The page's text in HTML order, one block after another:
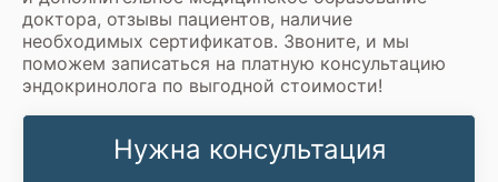
доктора, отзывы пациентов, наличие
необходимых сертификатов. Звоните, и мы
поможем записаться на платную консультацию
эндокринолога по выгодной стоимости!
Нужна консультация